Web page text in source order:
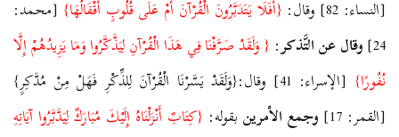
[النساء: 82] وقال:
{أَفَلَا يَتَدَبَّرُونَ الْقُرْآنَ أَمْ عَلَى قُلُوبٍ أَقْفَالُهَا} [محمد:
24] وقال عن التَّذكر: { وَلَقَدْ صَرَّفْنَا فِي هَذَا الْقُرْآنِ لِيَذَّكَّرُوا وَمَا يَزِيدُهُمْ إِلَّا
نُفُورًا}
[الإسراء: 41] وقال:{وَلَقَدْ يَسَّرْنَا الْقُرْآنَ لِلذِّكْرِ فَهَلْ مِنْ مُدَّكِرٍ}
[القمر: 17]
وجمع الأمرين بقوله: {كِتَابٌ أَنْزَلْنَاهُ إِلَيْكَ مُبَارَكٌ لِيَدَّبَّرُوا آيَاتِهِ